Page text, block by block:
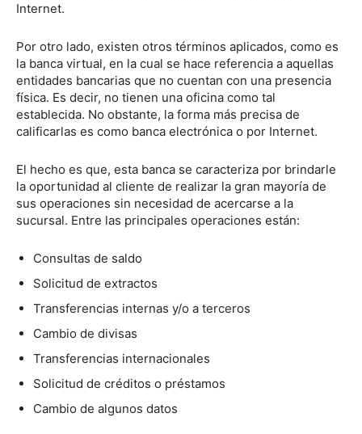
Internet.
Por otro lado, existen otros términos aplicados, como es
la banca virtual, en la cual se hace referencia a aquellas
entidades bancarias que no cuentan con una presencia
física. Es decir, no tienen una oficina como tal
establecida. No obstante, la forma más precisa de
calificarlas es como banca electrónica o por Internet.
El hecho es que, esta banca se caracteriza por brindarle
la oportunidad al cliente de realizar la gran mayoría de
sus operaciones sin necesidad de acercarse a la
sucursal. Entre las principales operaciones están:
Consultas de saldo
Solicitud de extractos
Transferencias internas y/o a terceros
Cambio de divisas
Transferencias internacionales
Solicitud de créditos o préstamos
Cambio de algunos datos